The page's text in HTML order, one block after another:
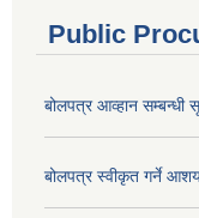
Public
बोलपत्र आव्हान सम्बन्धी
बोलपत्र स्वीकृत गर्ने